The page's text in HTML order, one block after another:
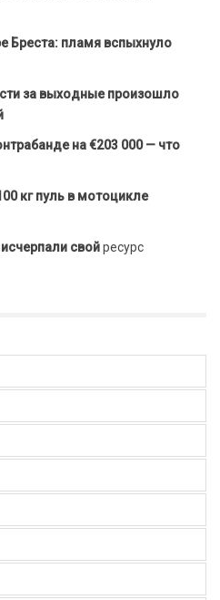
Бреста: пламя вспыхнуло
за выходные произошло
на €203 000 — что
кг пуль в мотоцикле
свойресурс